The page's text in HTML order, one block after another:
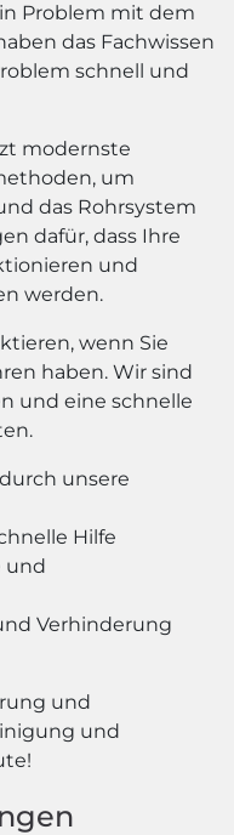
Problem mit dem
das Fachwissen
schnell und
modernste
um
das Rohrsystem
dafür, dass Ihre
und
werden.
wenn Sie
haben. Wir sind
und eine schnelle
unsere
Hilfe
und
Verhinderung
und
und